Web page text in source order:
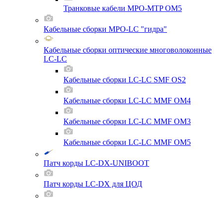
Транковые кабели MPO-MTP OM5
Кабельные сборки MPO-LC "гидра"
Кабельные сборки оптические многоволоконные
LC-LC
Кабельные сборки LC-LC SMF OS2
Кабельные сборки LC-LC MMF OM4
Кабельные сборки LC-LC MMF OM3
Кабельные сборки LC-LC MMF OM5
Патч корды LC-DX-UNIBOOT
Патч корды LC-DX для ЦОД